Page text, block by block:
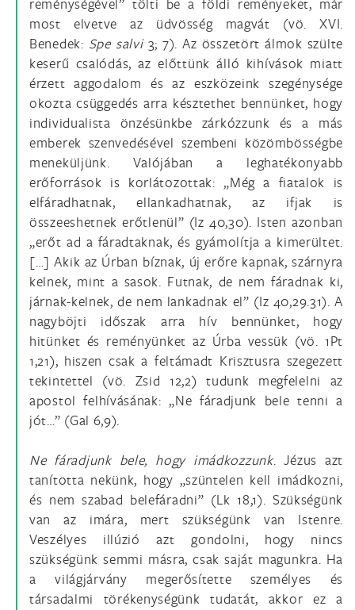
most elvetve az üdvösség magvát (vö. XVI.
Benedek: Spe salvi 3; 7). Az összetört álmok szülte
keserű csalódás, az előttünk álló kihívások miatt
érzett aggodalom és az eszközeink szegénysége
okozta csüggedés arra késztethet bennünket, hogy
individualista önzésünkbe zárkózzunk és a más
emberek szenvedésével szembeni közömbösségbe
meneküljünk. Valójában a leghatékonyabb
erőforrások is korlátozottak: „Még a fiatalok is
elfáradhatnak, ellankadhatnak, az ifjak is
összeeshetnek erőtlenül” (Iz 40,30). Isten azonban
„erőt ad a fáradtaknak, és gyámolítja a kimerültet.
[…] Akik az Úrban bíznak, új erőre kapnak, szárnyra
kelnek, mint a sasok. Futnak, de nem fáradnak ki,
járnak-kelnek, de nem lankadnak el” (Iz 40,29.31). A
nagyböjti időszak arra hív bennünket, hogy
hitünket és reményünket az Úrba vessük (vö. 1Pt
1,21), hiszen csak a feltámadt Krisztusra szegezett
tekintettel (vö. Zsid 12,2) tudunk megfelelni az
apostol felhívásának: „Ne fáradjunk bele tenni a
jót…” (Gal 6,9).
Ne fáradjunk bele, hogy imádkozzunk. Jézus azt
tanította nekünk, hogy „szüntelen kell imádkozni,
és nem szabad belefáradni” (Lk 18,1). Szükségünk
van az imára, mert szükségünk van Istenre.
Veszélyes illúzió azt gondolni, hogy nincs
szükségünk semmi másra, csak saját magunkra. Ha
a világjárvány megerősítette személyes és
társadalmi törékenységünk tudatát, akkor ez a